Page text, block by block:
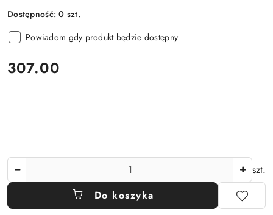
Dostępność:0 szt.
Powiadom gdy produkt będzie dostępny
cena:
307.00
szt.
Do koszyka